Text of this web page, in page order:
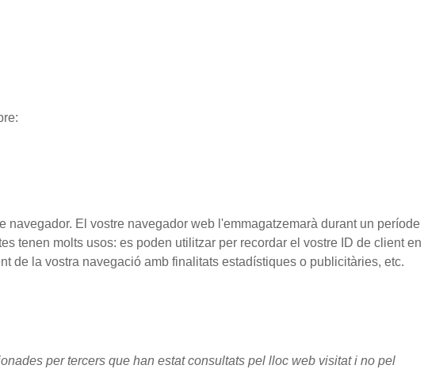
El vostre navegador web l'emmagatzemarà durant un període
tenen molts usos: es poden utilitzar per recordar el vostre ID de client en
de la vostra navegació amb finalitats estadístiques o publicitàries, etc.
per tercers que han estat consultats pel lloc web visitat i no pel